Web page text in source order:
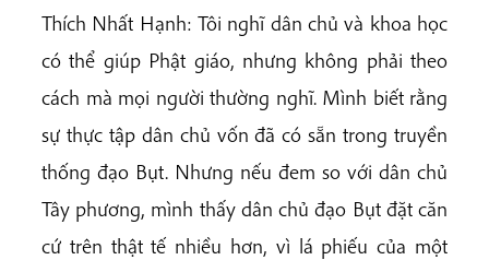
Thích Nhất Hạnh: Tôi nghĩ dân chủ và khoa học
có thể giúp Phật giáo, nhưng không phải theo
cách mà mọi người thường nghĩ. Mình biết rằng
sự thực tập dân chủ vốn đã có sẵn trong truyền
thống đạo Bụt. Nhưng nếu đem so với dân chủ
Tây phương, mình thấy dân chủ đạo Bụt đặt căn
cứ trên thật tế nhiều hơn, vì lá phiếu của một